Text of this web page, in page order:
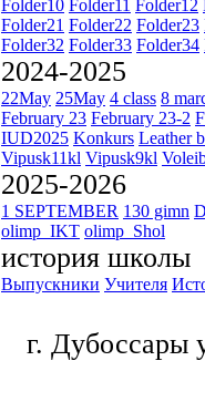
Folder10 Folder11 Folder12
Folder21 Folder22 Folder23
Folder32 Folder33 Folder34
2024-2025
22May 25May 4 class 8
February 23 February 23-2
IUD2025 Konkurs Leather
Vipusk11kl Vipusk9kl
2025-2026
1 SEPTEMBER 130 gimn
olimp_IKT olimp_Shol
история школы
Выпускники Учителя
г. Дубоссары